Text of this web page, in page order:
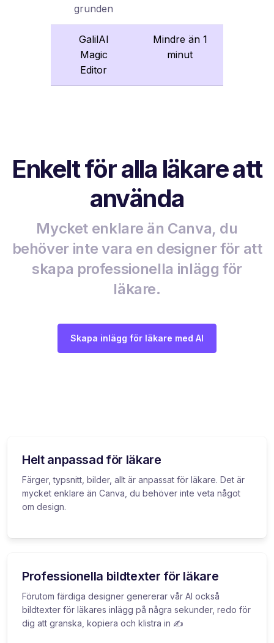
grunden
GalilAI
Magic
Editor
Mindre än 1
minut
Enkelt för alla läkare att
använda
Mycket enklare än Canva, du
behöver inte vara en designer för att
skapa professionella inlägg för
läkare.
Skapa inlägg för läkare med AI
Helt anpassad för läkare
Färger, typsnitt, bilder, allt är anpassat för läkare. Det är
mycket enklare än Canva, du behöver inte veta något
om design.
Professionella bildtexter för läkare
Förutom färdiga designer genererar vår AI också
bildtexter för läkares inlägg på några sekunder, redo för
dig att granska, kopiera och klistra in ✍️